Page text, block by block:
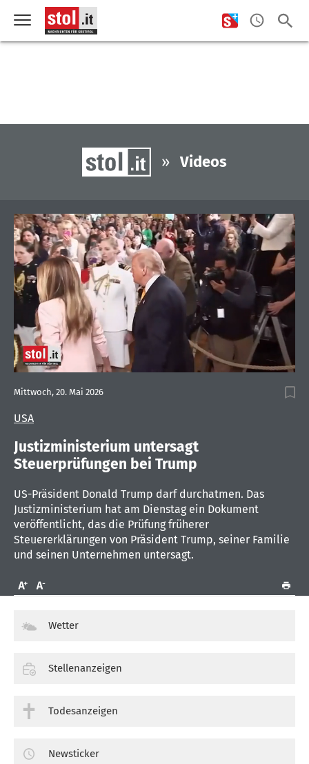
» Videos
seconds
of
minute,
seconds
USA
Mittwoch, 20. Mai 2026
Justizministerium untersagt
Steuerprüfungen bei Trump
US-Präsident Donald Trump darf durchatmen. Das
Justizministerium hat am Dienstag ein Dokument
veröffentlicht, das die Prüfung früherer
Steuererklärungen von Präsident Trump, seiner Familie
und seinen Unternehmen untersagt.
Wetter
Stellenanzeigen
Todesanzeigen
Newsticker